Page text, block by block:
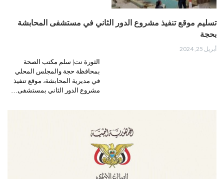
تسليم موقع تنفيذ مشروع الدور الثاني في مستشفى المحابشة
بحجة
أبريل 25, 2024
الثورة نت| سلم مكتب الصحة
بمحافظة حجة والمجلس المحلي
في مديرية المحابشة، موقع تنفيذ
مشروع الدور الثاني بمستشفى…